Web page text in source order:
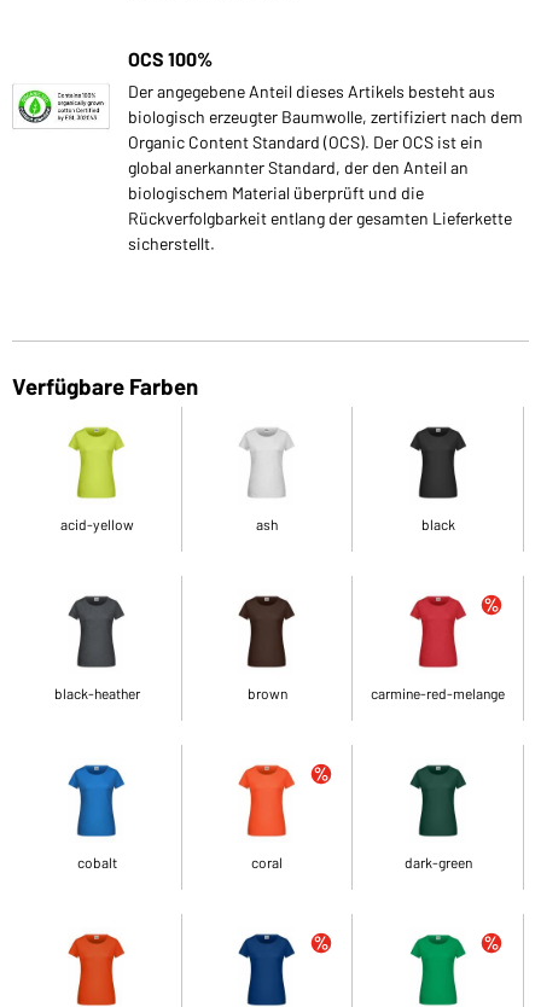
OCS 100%
Der angegebene Anteil dieses Artikels besteht aus
biologisch erzeugter Baumwolle, zertifiziert nach dem
Organic Content Standard (OCS). Der OCS ist ein
global anerkannter Standard, der den Anteil an
biologischem Material überprüft und die
Rückverfolgbarkeit entlang der gesamten Lieferkette
sicherstellt.
Verfügbare Farben
acid-yellow ash black
black-heather brown carmine-red-melange
cobalt coral dark-green